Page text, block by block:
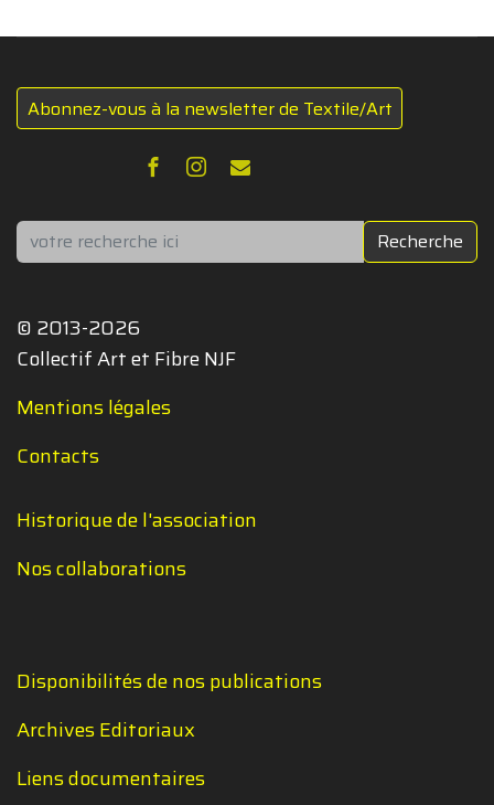
Abonnez-vous à la newsletter de Textile/Art
Rechercher Recherche
© 2013-2026
Collectif Art et Fibre NJF
Mentions légales
Contacts
Historique de l'association
Nos collaborations
Disponibilités de nos publications
Archives Editoriaux
Liens documentaires